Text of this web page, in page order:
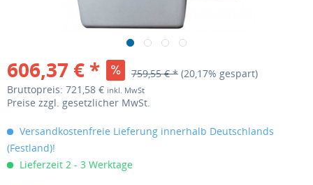
606,37 € * 759,55 € * (20,17% gespart)
Bruttopreis: 721,58 € inkl. MwSt
Preise zzgl. gesetzlicher MwSt.
Versandkostenfreie Lieferung innerhalb Deutschlands
(Festland)!
Lieferzeit 2 - 3 Werktage